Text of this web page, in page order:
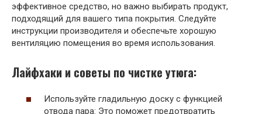
эффективное средство, но важно выбирать продукт,
подходящий для вашего типа покрытия. Следуйте
инструкции производителя и обеспечьте хорошую
вентиляцию помещения во время использования.
Лайфхаки и советы по чистке утюга:
Используйте гладильную доску с функцией
отвода пара: Это поможет предотвратить